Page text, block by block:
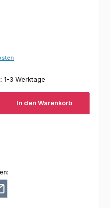
1-3 Werktage
In den Warenkorb